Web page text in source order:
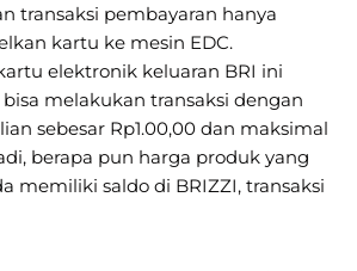
transaksi pembayaran hanya
kartu ke mesin EDC.
elektronik keluaran BRI ini
melakukan transaksi dengan
sebesar Rp1.00,00 dan maksimal
berapa pun harga produk yang
memiliki saldo di BRIZZI, transaksi